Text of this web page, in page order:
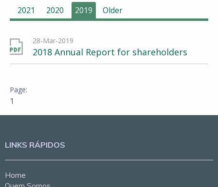
2021
2020 2019 Older
28-Mar-2019
2018 Annual Report for shareholders
1
LINKS RÁPIDOS
Home